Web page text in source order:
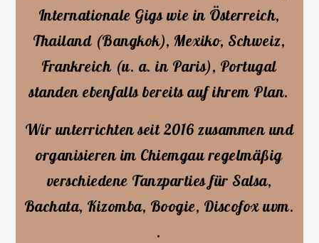
Internationale Gigs wie in Österreich,
Thailand (Bangkok), Mexiko, Schweiz,
Frankreich (u. a. in Paris), Portugal
standen ebenfalls bereits auf ihrem Plan.
Wir unterrichten seit 2016 zusammen und
organisieren im Chiemgau regelmäßig
verschiedene Tanzparties für Salsa,
Bachata, Kizomba, Boogie, Discofox uvm.
.